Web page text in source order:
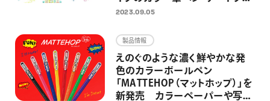
ッシュ」に、新色各6色が追加
2023.09.05
製品情報
えのぐのような濃く鮮やかな発
色のカラーボールペン
「MATTEHOP（マットホップ）」を
新発売 カラーペーパーや写